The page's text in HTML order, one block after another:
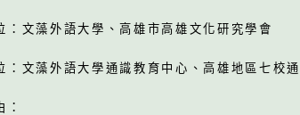
：文藻外語大學、高雄市高雄文化研究學會
：文藻外語大學通識教育中心、高雄地區七校
：